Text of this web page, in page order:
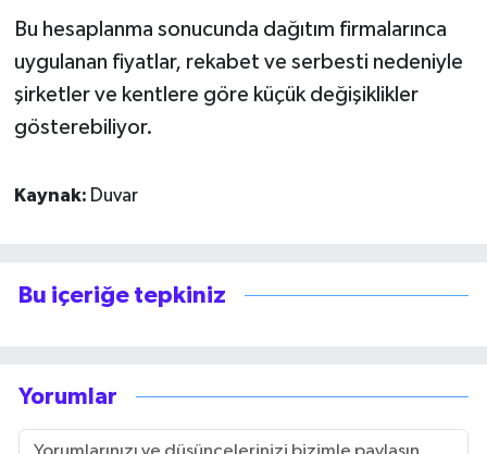
Bu hesaplanma sonucunda dağıtım firmalarınca
uygulanan fiyatlar, rekabet ve serbesti nedeniyle
şirketler ve kentlere göre küçük değişiklikler
gösterebiliyor.
Kaynak: Duvar
Bu içeriğe tepkiniz
Yorumlar